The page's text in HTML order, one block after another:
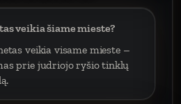
veikia šiame mieste?
veikia visame mieste –
prie judriojo ryšio tinklų